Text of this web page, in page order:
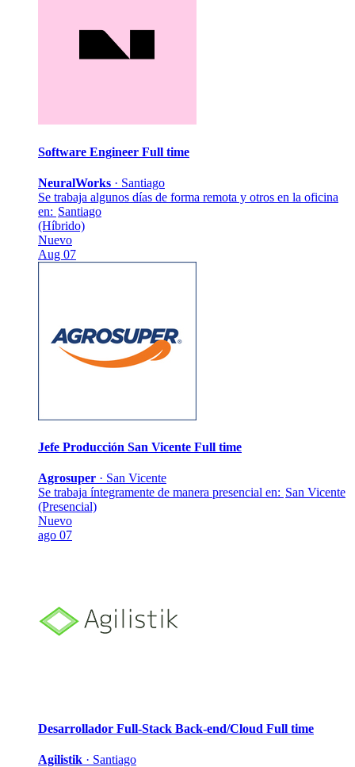
Software Engineer Full time
NeuralWorks · Santiago
Se trabaja algunos días de forma remota y otros en la oficina
en: Santiago
(Híbrido)
Nuevo
Aug 07
Jefe Producción San Vicente Full time
Agrosuper · San Vicente
Se trabaja íntegramente de manera presencial en: San Vicente
(Presencial)
Nuevo
ago 07
Desarrollador Full-Stack Back-end/Cloud Full time
Agilistik · Santiago